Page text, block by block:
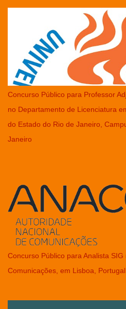
Concurso Público para Professor
no Departamento de Licenciatura
do Estado do Rio de Janeiro,
Janeiro
Concurso Público para Analista
Comunicações, em Lisboa, Portugal